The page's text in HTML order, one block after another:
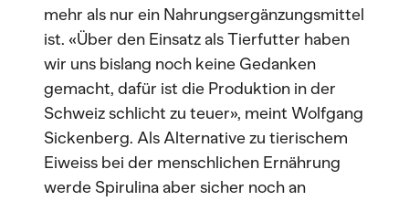
mehr als nur ein Nahrungsergänzungsmittel
ist. «Über den Einsatz als Tierfutter haben
wir uns bislang noch keine Gedanken
gemacht, dafür ist die Produktion in der
Schweiz schlicht zu teuer», meint Wolfgang
Sickenberg. Als Alternative zu tierischem
Eiweiss bei der menschlichen Ernährung
werde Spirulina aber sicher noch an